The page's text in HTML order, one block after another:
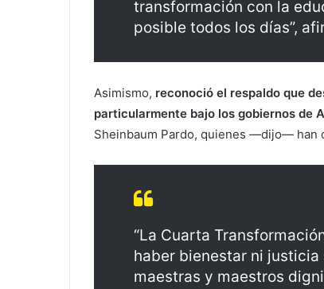
transformación con la
posible todos los días”,
Asimismo, reconoció el respaldo que
particularmente bajo los gobiernos de
Sheinbaum Pardo, quienes —dijo— han
“La Cuarta
haber bienestar ni
maestras y maestros